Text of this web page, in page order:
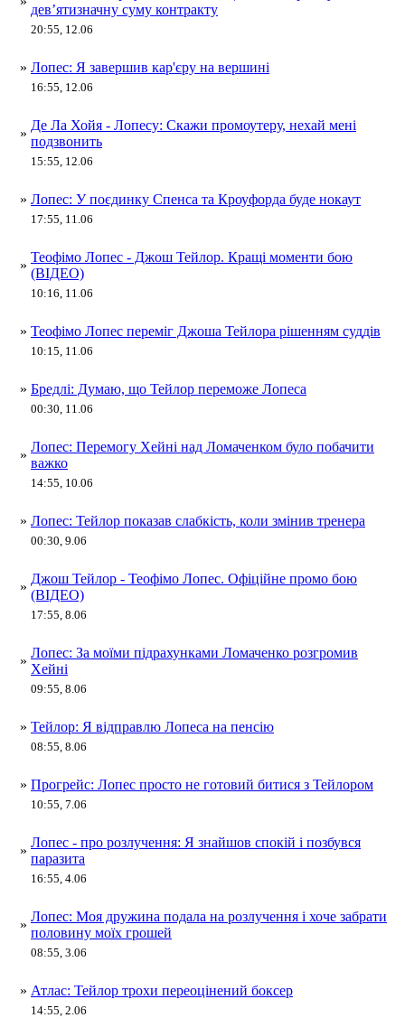
дев’ятизначну суму контракту
20:55, 12.06
» Лопес: Я завершив кар'єру на вершині
16:55, 12.06
»
Де Ла Хойя - Лопесу: Скажи промоутеру, нехай мені
подзвонить
15:55, 12.06
» Лопес: У поєдинку Спенса та Кроуфорда буде нокаут
17:55, 11.06
»
Теофімо Лопес - Джош Тейлор. Кращі моменти бою
(ВІДЕО)
10:16, 11.06
» Теофімо Лопес переміг Джоша Тейлора рішенням суддів
10:15, 11.06
» Бредлі: Думаю, що Тейлор переможе Лопеса
00:30, 11.06
»
Лопес: Перемогу Хейні над Ломаченком було побачити
важко
14:55, 10.06
» Лопес: Тейлор показав слабкість, коли змінив тренера
00:30, 9.06
»
Джош Тейлор - Теофімо Лопес. Офіційне промо бою
(ВІДЕО)
17:55, 8.06
»
Лопес: За моїми підрахунками Ломаченко розгромив
Хейні
09:55, 8.06
» Тейлор: Я відправлю Лопеса на пенсію
08:55, 8.06
» Прогрейс: Лопес просто не готовий битися з Тейлором
10:55, 7.06
»
Лопес - про розлучення: Я знайшов спокій і позбувся
паразита
16:55, 4.06
»
Лопес: Моя дружина подала на розлучення і хоче забрати
половину моїх грошей
08:55, 3.06
» Атлас: Тейлор трохи переоцінений боксер
14:55, 2.06